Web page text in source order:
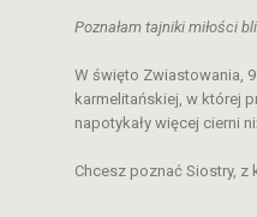
Poznałam tajniki miłości
W święto Zwiastowania,
karmelitańskiej, w której
napotykały więcej cierni
Chcesz poznać Siostry, z